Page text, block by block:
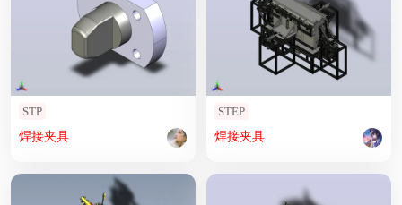
STP
焊接夹具
STEP
焊接夹具